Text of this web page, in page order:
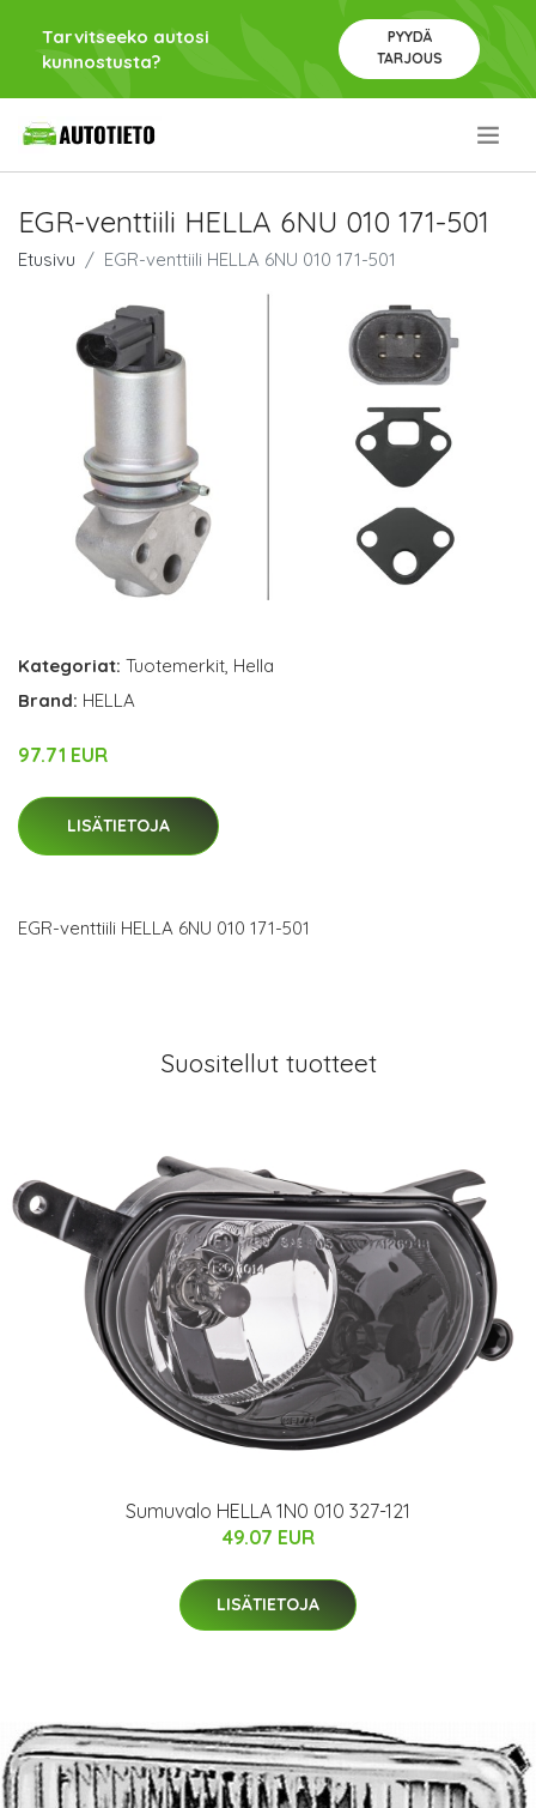
Tarvitseeko autosi
kunnostusta?
PYYDÄ
TARJOUS
EGR-venttiili HELLA 6NU 010 171-501
Etusivu EGR-venttiili HELLA 6NU 010 171-501
Kategoriat: Tuotemerkit Hella
Brand: HELLA
97.71 EUR
LISÄTIETOJA
EGR-venttiili HELLA 6NU 010 171-501
Suositellut tuotteet
Sumuvalo HELLA 1N0 010 327-121
49.07 EUR
LISÄTIETOJA